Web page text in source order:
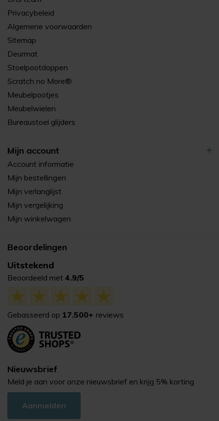
Privacybeleid
Algemene voorwaarden
Sitemap
Deurmat
Stoelpootdoppen
Scratch no More®
Meubelpootjes
Meubelwielen
Bureaustoel glijders
Mijn account
Account informatie
Mijn bestellingen
Mijn verlanglijst
Mijn vergelijking
Mijn winkelwagen
Beoordelingen
Uitstekend
Beoordeeld met 4.9/5
Gebasseerd op 17.500+ reviews
Nieuwsbrief
Meld je aan voor onze nieuwsbrief en krijg 5% korting
Aanmelden